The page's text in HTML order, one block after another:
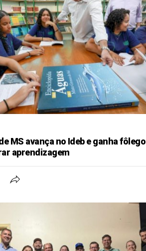
MS avança no Ideb e ganha fôlego
aprendizagem